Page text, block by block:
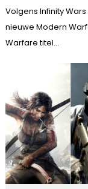
Volgens Infinity
nieuwe Modern
Warfare titel...